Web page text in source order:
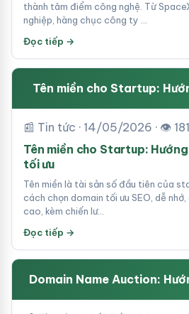
thành tâm điểm công nghệ. Từ
nghiệp, hàng chục công ty …
Đọc tiếp →
Tên miền cho Startup:
📰 Tin tức · 14/05/2026 · 👁 181
Tên miền cho Startup:
tối ưu
Tên miền là tài sản số đầu tiên của
cách chọn domain tối ưu SEO, dễ
cao, kèm chiến lư…
Đọc tiếp →
Domain Name Auction: